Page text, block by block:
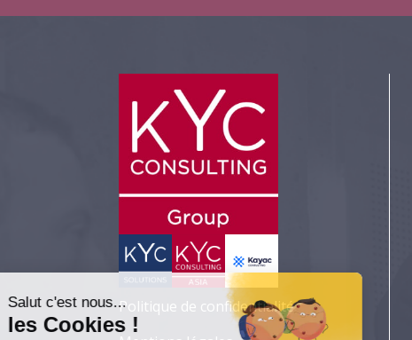
Politique de confidentialité
Salut c'est nous...
les Cookies !